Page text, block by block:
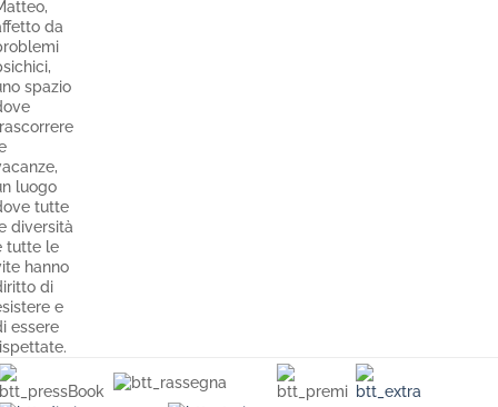
da
spazio
luogo
tutte
diversità
tutte le
hanno
di
e
essere